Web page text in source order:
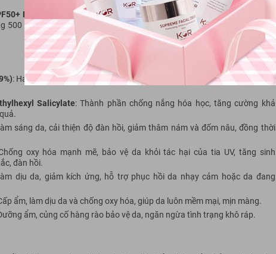
PA+++
, giúp bảo vệ da khỏi 98% tia UVB và 93.75% tia UVA, mang lại
500 phút. Điều này đặc biệt quan trọng với những ai thường xuyên tiếp
: Hai thành phần chống nắng vật lý chính, tạo lớp màng bảo vệ, phản xạ
Salicylate: Thành phần chống nắng hóa học, tăng cường khả
sáng da, cải thiện độ đàn hồi, giảm thâm nám và đốm nâu, đồng thời
oxy hóa mạnh mẽ, bảo vệ da khỏi tác hại của tia UV, tăng sinh
đàn hồi.
dịu da, giảm kích ứng, hỗ trợ phục hồi da nhạy cảm hoặc da đang
ẩm, làm dịu da và chống oxy hóa, giúp da luôn mềm mại, mịn màng.
ẩm, củng cố hàng rào bảo vệ da, ngăn ngừa tình trạng khô ráp.